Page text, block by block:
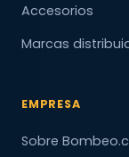
Accesorios
Marcas
EMPRESA
Sobre